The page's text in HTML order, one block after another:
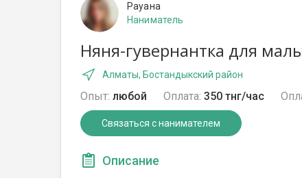
Рауана
Наниматель
Няня-гувернантка для
Алматы, Бостандыкский район
Опыт: любой Оплата: 350 тнг/час
Связаться с нанимателем
Описание